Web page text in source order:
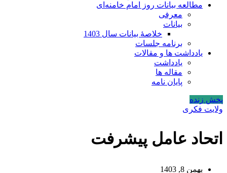
مطالعه بیانات روز امام خامنه‌ای
معرفی
بیانات
خلاصۀ بیانات سال 1403
برنامه جلسات
یادداشت ها و مقالات
یادداشت
مقاله ها
پایان نامه
پخش زنده
ولایت فکری
اتحاد عامل پیشرفت
بهمن 8, 1403